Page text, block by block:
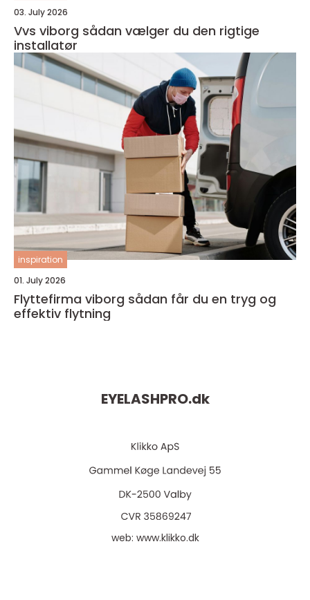
03. July 2026
Vvs viborg sådan vælger du den rigtige
installatør
inspiration
01. July 2026
Flyttefirma viborg sådan får du en tryg og
effektiv flytning
EYELASHPRO.dk
web: www.klikko.dk